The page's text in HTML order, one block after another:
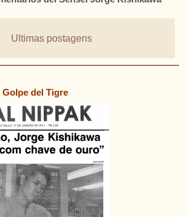
Ultimas postagens
del Tigre